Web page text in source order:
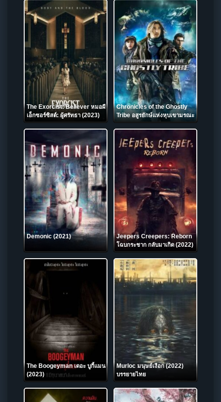
The Exorcist: Believer หมอผี
เอ็กซอร์ซิสต์: ผู้ศรัทธา (2023)
Chronicles of the Ghostly
Tribe อสูรยักษ์แห่งหุบเขามรณะ
Demonic (2021)
Jeepers Creepers: Reborn
โฉบกระชาก กลับมาเกิด (2022)
The Boogeyman เดอะ บูกี้แมน
(2023)
Murloc มนุษย์เงือก (2022)
บรรยายไทย